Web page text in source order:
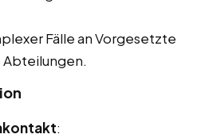
Fälle an Vorgesetzte
: